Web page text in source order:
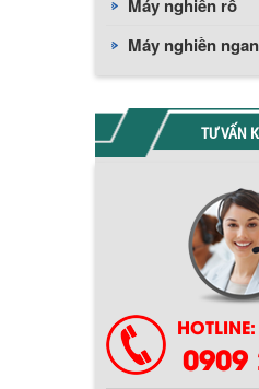
Máy nghiền rổ
Máy nghiền
TƯ VẤN
HOTLINE:
0909
Chính sách